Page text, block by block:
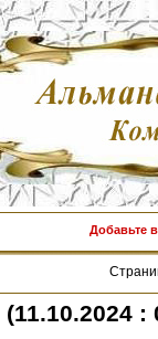
Добавьте
(11.10.2024 :